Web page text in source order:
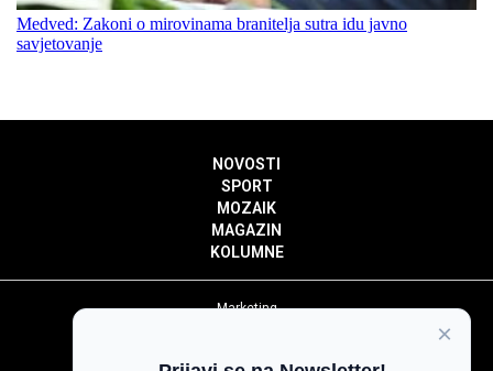
Medved: Zakoni o mirovinama branitelja sutra idu javno
savjetovanje
NOVOSTI
SPORT
MOZAIK
MAGAZIN
KOLUMNE
Marketing
×